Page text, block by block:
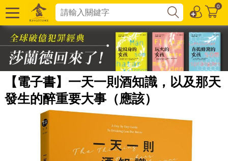
0
【電子書】一天一則酒知識，以及那天
發生的醉重要大事（應該）